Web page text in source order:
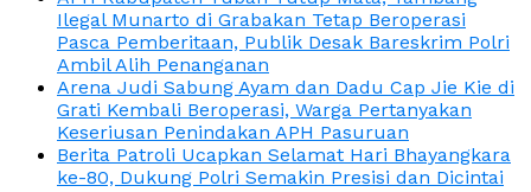
Ilegal Munarto di Grabakan Tetap Beroperasi
Pasca Pemberitaan, Publik Desak Bareskrim Polri
Ambil Alih Penanganan
Arena Judi Sabung Ayam dan Dadu Cap Jie Kie di
Grati Kembali Beroperasi, Warga Pertanyakan
Keseriusan Penindakan APH Pasuruan
Berita Patroli Ucapkan Selamat Hari Bhayangkara
ke-80, Dukung Polri Semakin Presisi dan Dicintai